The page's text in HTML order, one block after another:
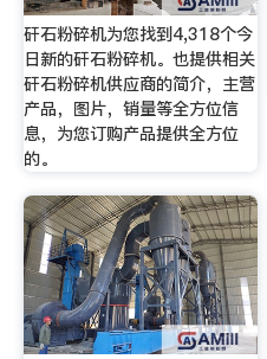
矸石粉碎机为您找到4,318个今
日新的矸石粉碎机。也提供相关
矸石粉碎机供应商的简介，主营
产品，图片，销量等全方位信
息，为您订购产品提供全方位
的。